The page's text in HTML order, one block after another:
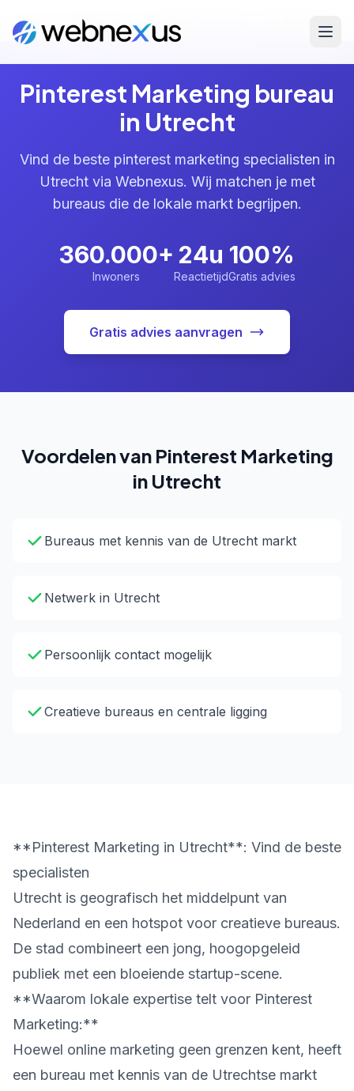
Home Diensten Pinterest Marketing
Pinterest Marketing bureau
in Utrecht
Vind de beste pinterest marketing specialisten in
Utrecht via Webnexus. Wij matchen je met
bureaus die de lokale markt begrijpen.
360.000+
Inwoners
24u
Reactietijd
100%
Gratis advies
Gratis advies aanvragen
Voordelen van Pinterest Marketing
in Utrecht
Bureaus met kennis van de Utrecht markt
Netwerk in Utrecht
Persoonlijk contact mogelijk
Creatieve bureaus en centrale ligging
**Pinterest Marketing in Utrecht**: Vind de beste
specialisten
Utrecht is geografisch het middelpunt van
Nederland en een hotspot voor creatieve bureaus.
De stad combineert een jong, hoogopgeleid
publiek met een bloeiende startup-scene.
**Waarom lokale expertise telt voor Pinterest
Marketing:**
Hoewel online marketing geen grenzen kent, heeft
een bureau met kennis van de Utrechtse markt